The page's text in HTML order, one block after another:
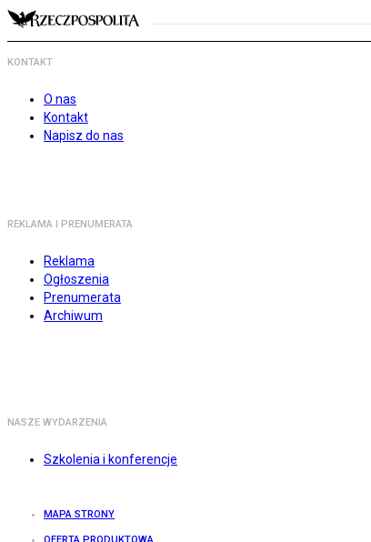
KONTAKT
O nas
Kontakt
Napisz do nas
REKLAMA I PRENUMERATA
Reklama
Ogłoszenia
Prenumerata
Archiwum
NASZE WYDARZENIA
Szkolenia i konferencje
MAPA STRONY